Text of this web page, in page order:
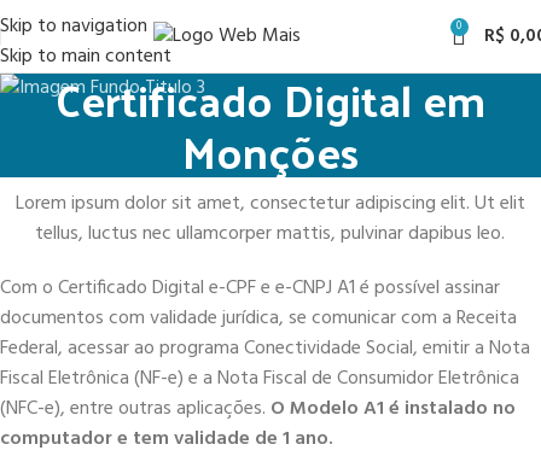
Skip to navigation
Skip to main content
0 R$
Certificado Digital em
Monções
Lorem ipsum dolor sit amet, consectetur adipiscing elit. Ut elit
tellus, luctus nec ullamcorper mattis, pulvinar dapibus leo.
Com o Certificado Digital e-CPF e e-CNPJ A1 é possível assinar
documentos com validade jurídica, se comunicar com a Receita
Federal, acessar ao programa Conectividade Social, emitir a Nota
Fiscal Eletrônica (NF-e) e a Nota Fiscal de Consumidor Eletrônica
(NFC-e), entre outras aplicações. O Modelo A1 é instalado no
computador e tem validade de 1 ano.